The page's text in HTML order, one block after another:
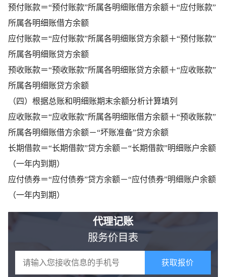
预付账款＝“预付账款”所属各明细账借方余额＋“应付账款”
所属各明细账借方余额
应付账款＝“应付账款”所属各明细账贷方余额＋“预付账款”
所属各明细账贷方余额
预收账款＝“预收账款”所属各明细账贷方余额＋“应收账款”
所属各明细账贷方余额
（四）根据总账和明细账期末余额分析计算填列
应收账款＝“应收账款”所属各明细账借方余额＋“预收账款”
所属各明细账借方余额－“坏账准备”贷方余额
长期借款＝“长期借款”贷方余额－“长期借款”明细账户余额
（一年内到期）
应付债券＝“应付债券”贷方余额－“应付债券”明细账户余额
（一年内到期）
代理记账
服务价目表
获取报价